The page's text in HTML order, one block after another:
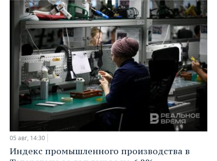
05 авг, 14:30
Индекс промышленного производства в